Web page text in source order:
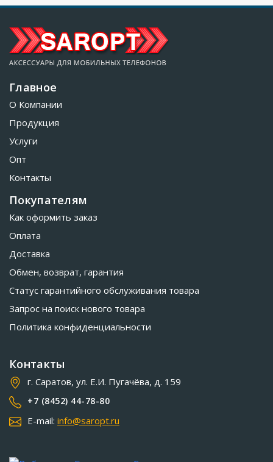
Главное
О Компании
Продукция
Услуги
Опт
Контакты
Покупателям
Как оформить заказ
Оплата
Доставка
Обмен, возврат, гарантия
Статус гарантийного обслуживания товара
Запрос на поиск нового товара
Политика конфиденциальности
Контакты
г. Саратов, ул. Е.И. Пугачёва, д. 159
+7 (8452) 44-78-80
E-mail: info@saropt.ru